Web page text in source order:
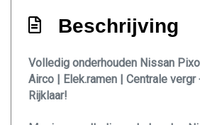
Zij airbag(s) voor
Interieur
Achterbank in delen
Beschrijving
Volledig onderhouden Nissan
Airco | Elek.ramen | Centrale
Rijklaar!